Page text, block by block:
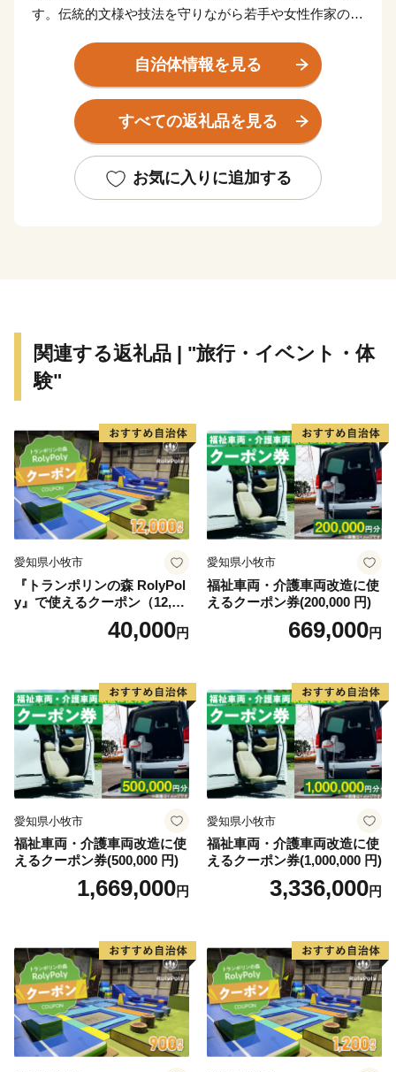
す。伝統的文様や技法を守りながら若手や女性作家の新
また、里山風景の段斜面に広がるみかん畑は、古くから
砥部焼と並ぶ産業。
高級柑橘で知られる「紅まどんな」の産地として愛媛県
自治体情報を見る
すべての返礼品を見る
お気に入りに追加する
関連する返礼品 | "旅行・イベント・体
験"
愛知県小牧市
『トランポリンの森 RolyPol
y』で使えるクーポン（12,00
40,000円
愛知県小牧市
福祉車両・介護車両改造に使
えるクーポン券(200,000 円)
669,000円
愛知県小牧市
福祉車両・介護車両改造に使
えるクーポン券(500,000 円)
1,669,000円
愛知県小牧市
福祉車両・介護車両改造に使
えるクーポン券(1,000,000 円)
3,336,000円